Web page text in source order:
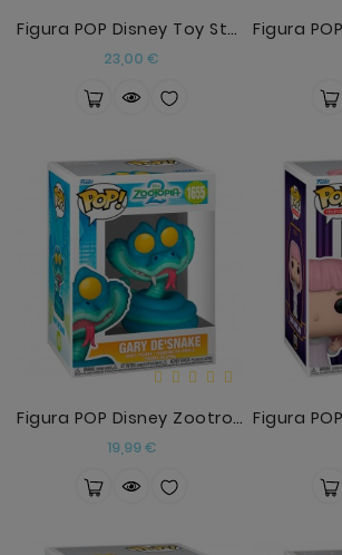
Figura POP Disney Toy Story 4 Jessie
23,00 €
Figura POP Disney Zootropolis 2 Gary De'Snake
19,99 €Precio